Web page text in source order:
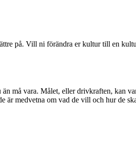
på. Vill ni förändra er kultur till en
må vara. Målet, eller drivkraften, kan
är medvetna om vad de vill och hur de